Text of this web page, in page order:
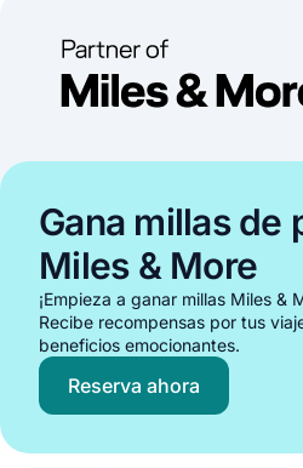
Gana millas de
Miles & More
¡Empieza a ganar millas Miles &
Recibe recompensas por tus
beneficios emocionantes.
Reserva ahora